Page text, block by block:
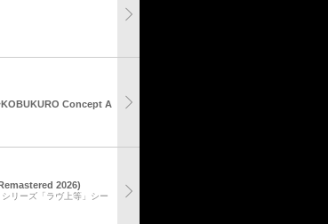
KOBUKURO Concept A
2026)
リーズ「ラヴ上等」シー